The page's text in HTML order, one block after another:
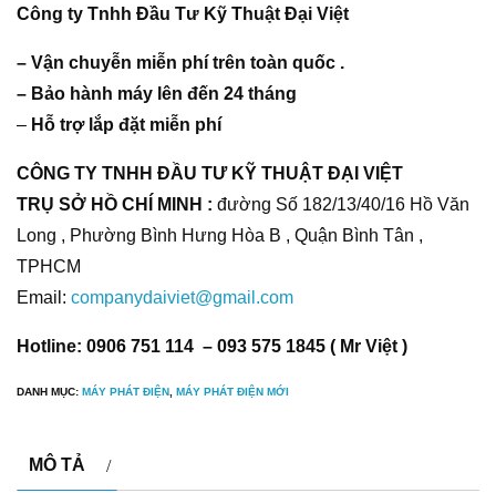
Công ty Tnhh Đầu Tư Kỹ Thuật Đại Việt
– Vận chuyễn miễn phí trên toàn quốc .
– Bảo hành máy lên đến 24 tháng
– Hỗ trợ lắp đặt miễn phí
CÔNG TY TNHH ĐẦU TƯ KỸ THUẬT ĐẠI VIỆT
TRỤ SỞ HỒ CHÍ MINH : đường Số 182/13/40/16 Hồ Văn
Long , Phường Bình Hưng Hòa B , Quận Bình Tân ,
TPHCM
Email: companydaiviet@gmail.com
Hotline: 0906 751 114 – 093 575 1845 ( Mr Việt )
DANH MỤC: MÁY PHÁT ĐIỆN MÁY PHÁT ĐIỆN MỚI
MÔ TẢ